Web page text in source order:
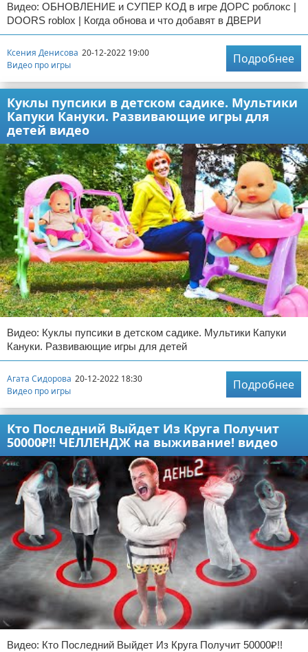
Видео: ОБНОВЛЕНИЕ и СУПЕР КОД в игре ДОРС роблокс |
DOORS roblox | Когда обнова и что добавят в ДВЕРИ
Ксения Денисова 20-12-2022 19:00
Видео про игры
Подробнее
Куклы пупсики в детском садике. Мультики
Капуки Кануки. Развивающие игры для
детей видео
Видео: Куклы пупсики в детском садике. Мультики Капуки
Кануки. Развивающие игры для детей
Агата Сидорова 20-12-2022 18:30
Видео про игры
Подробнее
Кто Последний Выйдет Из Круга Получит
50000₽!! ЧЕЛЛЕНДЖ на выживание! видео
Видео: Кто Последний Выйдет Из Круга Получит 50000₽!!